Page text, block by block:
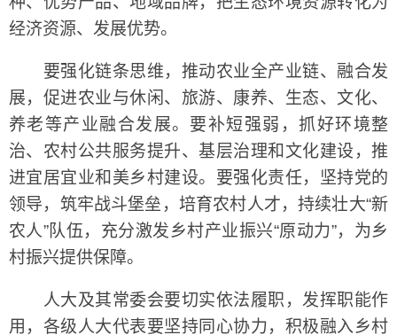
经济资源、发展优势。
要强化链条思维，推动农业全产业链、融合发
展，促进农业与休闲、旅游、康养、生态、文化、
养老等产业融合发展。要补短强弱，抓好环境整
治、农村公共服务提升、基层治理和文化建设，推
进宜居宜业和美乡村建设。要强化责任，坚持党的
领导，筑牢战斗堡垒，培育农村人才，持续壮大“新
农人”队伍，充分激发乡村产业振兴“原动力”，为乡
村振兴提供保障。
人大及其常委会要切实依法履职，发挥职能作
用，各级人大代表要坚持同心协力，积极融入乡村